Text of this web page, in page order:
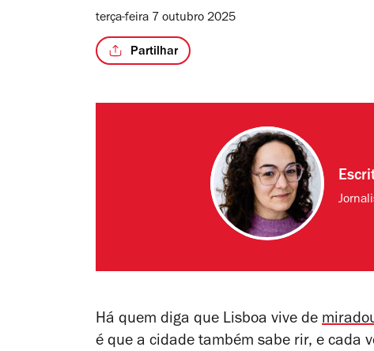
terça-feira 7 outubro 2025
Partilhar
Há quem diga que Lisboa vive de
é que a cidade também sabe rir, e cada